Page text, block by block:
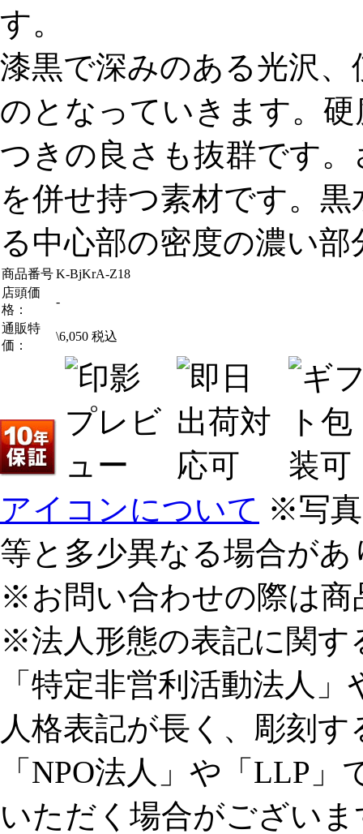
す。
漆黒で深みのある光沢
のとなっていきます。
つきの良さも抜群です
を併せ持つ素材です。
る中心部の密度の濃い
商品番号K-BjKrA-Z18
店頭価
格：
-
通販特
価：
\6,050 税込
アイコンについて ※写
等と多少異なる場合があ
※お問い合わせの際は商
※法人形態の表記に関す
「特定非営利活動法人
人格表記が長く、彫刻
「NPO法人」や「LLP
いただく場合がございま